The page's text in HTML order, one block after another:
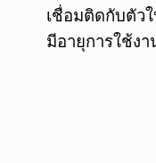
เชื่อมติดกับตัว
มีอายุการใช้ง